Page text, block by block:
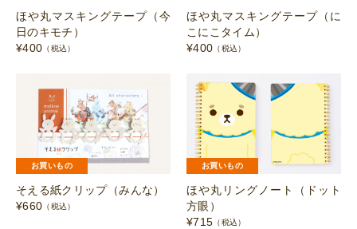
ほや丸マスキングテープ（今
日のキモチ）
¥400 （税込）
ほや丸マスキングテープ（に
こにこタイム）
¥400 （税込）
お買いもの
そえる紙クリップ（みんな）
¥660 （税込）
お買いもの
ほや丸リングノート（ドット
方眼）
¥715 （税込）